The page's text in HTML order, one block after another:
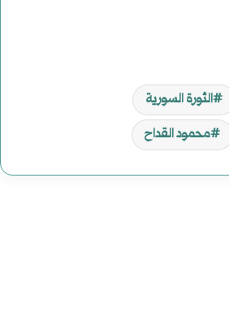
الثورة السورية
محمود القداح